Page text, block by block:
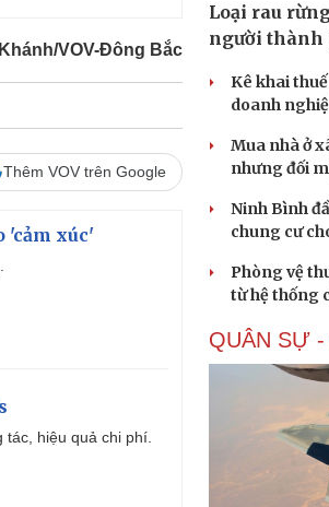
VOV-Đông Bắc
Thêm VOV trên Google
'cảm xúc'
hiệu quả chi phí.
Loại rau
người thành
Kê khai
doanh
Mua nhà ở
nhưng đối
Ninh Bình
chung cư
Phòng vệ
từ hệ thống
QUÂN SỰ